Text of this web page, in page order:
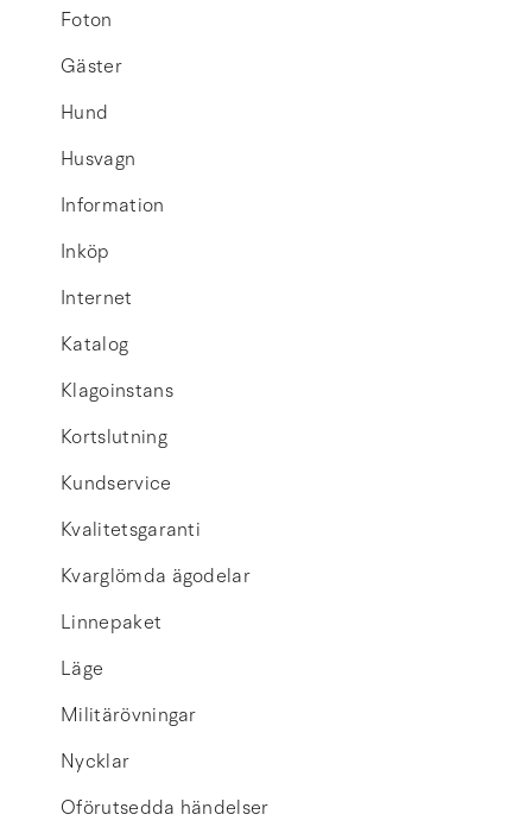
Foton
Gäster
Hund
Husvagn
Information
Inköp
Internet
Katalog
Klagoinstans
Kortslutning
Kundservice
Kvalitetsgaranti
Kvarglömda ägodelar
Linnepaket
Läge
Militärövningar
Nycklar
Oförutsedda händelser